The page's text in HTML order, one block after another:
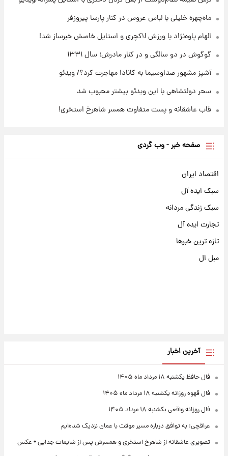
۱۹ ساعت پیش
ماه‌چهره خلیلی با لباس عروس در کنار پارسا پیروزفر
الهام پاوه‌نژاد با ورزش لاکچری و استایل خاصش خبرساز شد!
گوگوش در دو سالگی و در کنار مادرش؛ سال ۱۳۳۱
آشپز مشهور صداوسیما به کانادا مهاجرت کرد؟/ ویدئو
سحر دولتشاهی با این ویدئو بیشتر محبوب شد
قاب عاشقانه و پست متفاوت همسر شاهرخ استخری!
صفحه خبر - وب گردی
اقتصاد ایران
سبک ایده آل
سبک زندگی مردانه
تجارت ایده آل
تازه ترین خبرها
مبل ال
آخرین اخبار
فال حافظ یکشنبه ۱۸ مرداد ماه ۱۴۰۵
فال قهوه روزانه یکشنبه ۱۸ مرداد ماه ۱۴۰۵
فال روزانه واقعی یکشنبه ۱۸ مرداد ۱۴۰۵
عراقچی: به توافق درباره مسیر موقت با عمان نزدیک شده‌ایم
تصویری عاشقانه از شاهرخ استخری و همسرش پس از شایعات جدایی + عکس